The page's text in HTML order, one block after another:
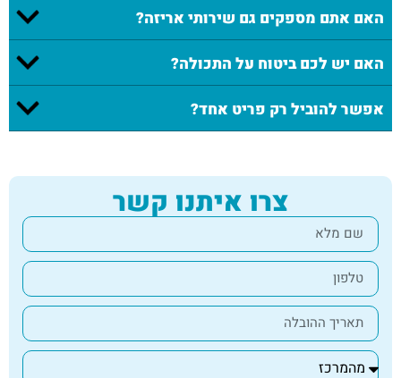
צרו איתנו קשר
האם אתם מספקים גם שירותי אריזה?
האם יש לכם ביטוח על התכולה?
אפשר להוביל רק פריט אחד?